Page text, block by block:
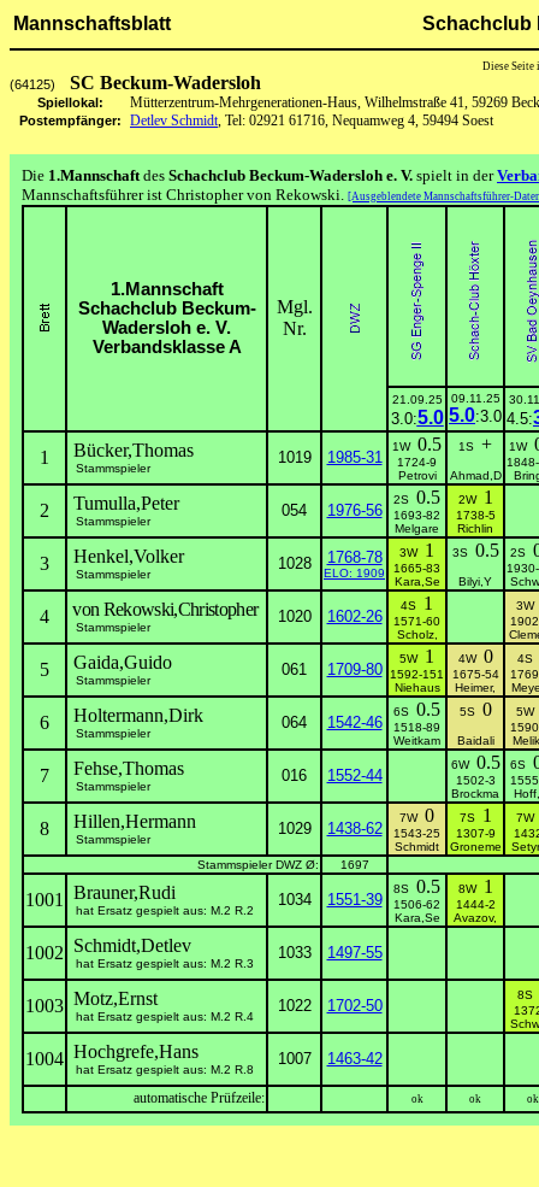
Mannschaftsblatt Schachclub
Diese Seite
(64125) SC Beckum-Wadersloh
Spiellokal: Mütterzentrum-Mehrgenerationen-Haus, Wilhelmstraße 41, 59269
Postempfänger: Detlev Schmidt, Tel: 02921 61716, Nequamweg 4, 59494 Soest
Die 1.Mannschaftdes Schachclub Beckum-Wadersloh e. V. spielt in der
Mannschaftsführer ist Christopher von Rekowski. [Ausgeblendete Mannschaftsführer-
1.Mannschaft
Schachclub Beckum-
Wadersloh e. V.
Verbandsklasse A
Mgl.
Nr.
21.09.25
3.0:5.0
09.11.25
5.0:3.0 4.5:
1
Bücker,Thomas
Stammspieler
1019 1985-31
1W 0.5
1724-9
Petrovi
1S +
Ahmad,D
1W
2 Tumulla,Peter
Stammspieler
054 1976-56
2S 0.5
1693-82
Melgare
2W 1
1738-5
Richlin
3 Henkel,Volker
Stammspieler
1028 1768-78
ELO: 1909
3W 1
1665-83
Kara,Se
3S 0.5
Bilyi,Y
2S
4 von Rekowski,Christopher
Stammspieler
1020 1602-26
4S 1
1571-60
Scholz,
5 Gaida,Guido
Stammspieler
061 1709-80
5W 1
1592-151
Niehaus
4W 0
1675-54
Heimer,
4S
6 Holtermann,Dirk
Stammspieler
064 1542-46
6S 0.5
1518-89
Weitkam
5S 0
Baidali
7 Fehse,Thomas
Stammspieler
016 1552-44
6W 0.5
1502-3
Brockma
6S
8 Hillen,Hermann
Stammspieler
1029 1438-62
7W 0
1543-25
Schmidt
7S 1
1307-9
Groneme
Stammspieler DWZ Ø:
1697
1001 Brauner,Rudi
hat Ersatz gespielt aus: M.2 R.2
1034 1551-39
8S 0.5
1506-62
Kara,Se
8W 1
1444-2
Avazov,
1002 Schmidt,Detlev
hat Ersatz gespielt aus: M.2 R.3
1033 1497-55
1003 Motz,Ernst
hat Ersatz gespielt aus: M.2 R.4
1022 1702-50
8S
1004 Hochgrefe,Hans
hat Ersatz gespielt aus: M.2 R.8
1007 1463-42
automatische Prüfzeile: ok ok ok